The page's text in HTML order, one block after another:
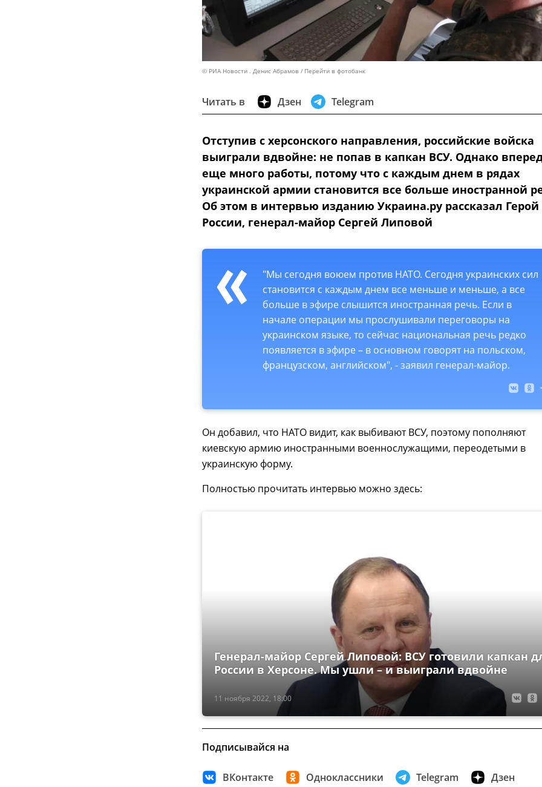
© РИА Новости . Денис Абрамов Перейти в фотобанк
Читать в Дзен Telegram
Отступив с херсонского направления, российские войска
выиграли вдвойне: не попав в капкан ВСУ. Однако
еще много работы, потому что с каждым днем в рядах
украинской армии становится все больше иностранной
Об этом в интервью изданию Украина.ру рассказал Герой
России, генерал-майор Сергей Липовой
"Мы сегодня воюем против НАТО. Сегодня украинских сил
становится с каждым днем все меньше и меньше, а все
больше в эфире слышится иностранная речь. Если в
начале операции мы прослушивали переговоры на
украинском языке, то сейчас национальная речь редко
появляется в эфире – в основном говорят на польском,
французском, английском", - заявил генерал-майор.
Он добавил, что НАТО видит, как выбивают ВСУ, поэтому пополняют
киевскую армию иностранными военнослужащими, переодетыми в
украинскую форму.
Полностью прочитать интервью можно здесь:
11 ноября 2022, 18:00
Генерал-майор Сергей Липовой: ВСУ готовили капкан
России в Херсоне. Мы ушли – и выиграли вдвойне
Подписывайся на
ВКонтакте Одноклассники Telegram Дзен